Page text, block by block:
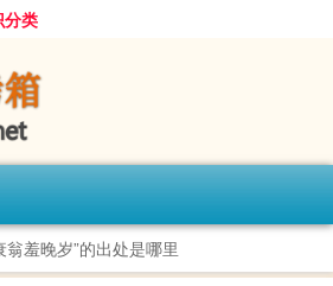
分类
翁羞晚岁”的出处是哪里